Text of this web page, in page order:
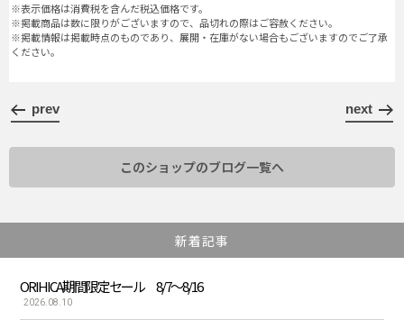
※表示価格は消費税を含んだ税込価格です。
※掲載商品は数に限りがございますので、品切れの際はご容赦ください。
※掲載情報は掲載時点のものであり、展開・在庫がない場合もございますのでご了承
ください。
prev next
このショップのブログ一覧へ
新着記事
ORIHICA期間限定セール 8/7～8/16
2026.08.10